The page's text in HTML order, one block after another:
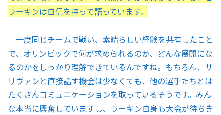
ラーキンは自信を持って語っています。
一度同じチームで戦い、素晴らしい経験を共有したこと
で、オリンピックで何が求められるのか、どんな展開にな
るのかをしっかり理解できているんですね。もちろん、サ
リヴァンと直接話す機会は少なくても、他の選手たちとは
たくさんコミュニケーションを取っているそうです。みん
な本当に興奮していますし、ラーキン自身も大会が待ちき